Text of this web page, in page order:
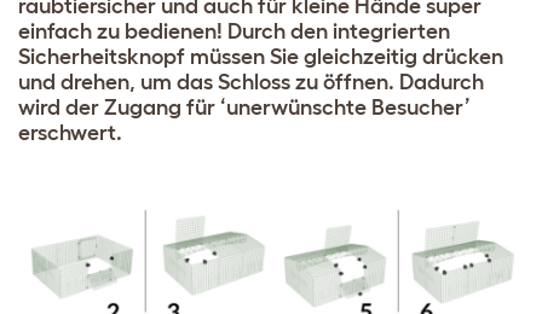
raubtiersicher und auch für kleine Hände super
einfach zu bedienen! Durch den integrierten
Sicherheitsknopf müssen Sie gleichzeitig drücken
und drehen, um das Schloss zu öffnen. Dadurch
wird der Zugang für ‘unerwünschte Besucher’
erschwert.